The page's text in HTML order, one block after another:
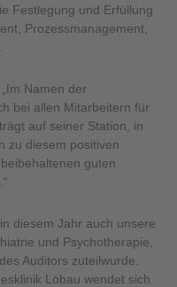
Festlegung und Erfüllung
Prozessmanagement,
Namen der
bei allen Mitarbeitern für
auf seiner Station, in
zu diesem positiven
guten
diesem Jahr auch unsere
und Psychotherapie,
Auditors zuteilwurde.
Löbau wendet sich